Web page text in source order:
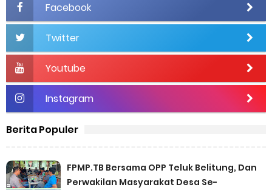
Facebook
Twitter
Youtube
Instagram
Berita Populer
FPMP.TB Bersama OPP Teluk Belitung, Dan
Perwakilan Masyarakat Desa Se-